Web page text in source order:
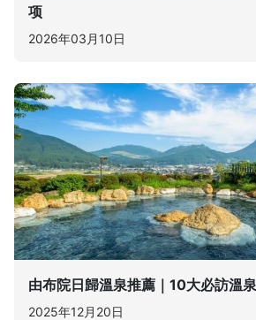
项
2026年03月10日
由布院日歸溫泉推薦｜10大必訪溫
2025年12月20日